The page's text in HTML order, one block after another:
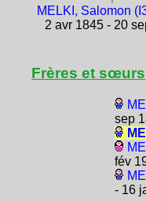
MELKI, Salomon
2 avr 1845 - 20
Frères et sœurs
sep
fév
- 16